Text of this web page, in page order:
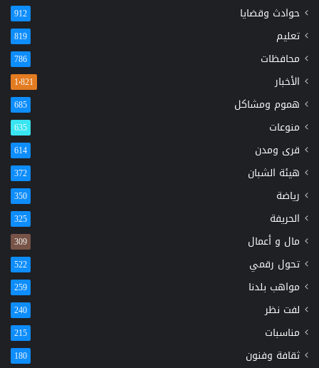
حوادث وقضايا 912
تعليم 819
محافظات 786
الأخبار 1٬821
هموم ومشاكل 685
منوعات 635
قرى ومدن 614
هيئة الشبان 372
رياضة 350
الحريفة 325
مال و أعمال 309
تحول رقمي 522
مواهب بلدنا 259
لفت نظر 240
مناسبات 215
ثقافة وفنون 180